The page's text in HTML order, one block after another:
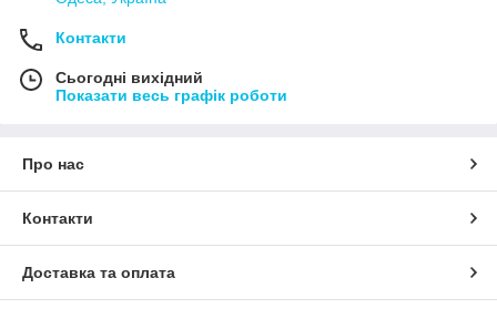
Контакти
Сьогодні вихідний
Показати весь графік роботи
Про нас
Контакти
Доставка та оплата